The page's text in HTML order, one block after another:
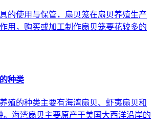
的使用与保管，扇贝笼在扇贝养殖生产
用，购买或加工制作扇贝笼要花较多的
种类
殖的种类主要有海湾扇贝、虾夷扇贝和
。海湾扇贝主要原产于美国大西洋沿岸的